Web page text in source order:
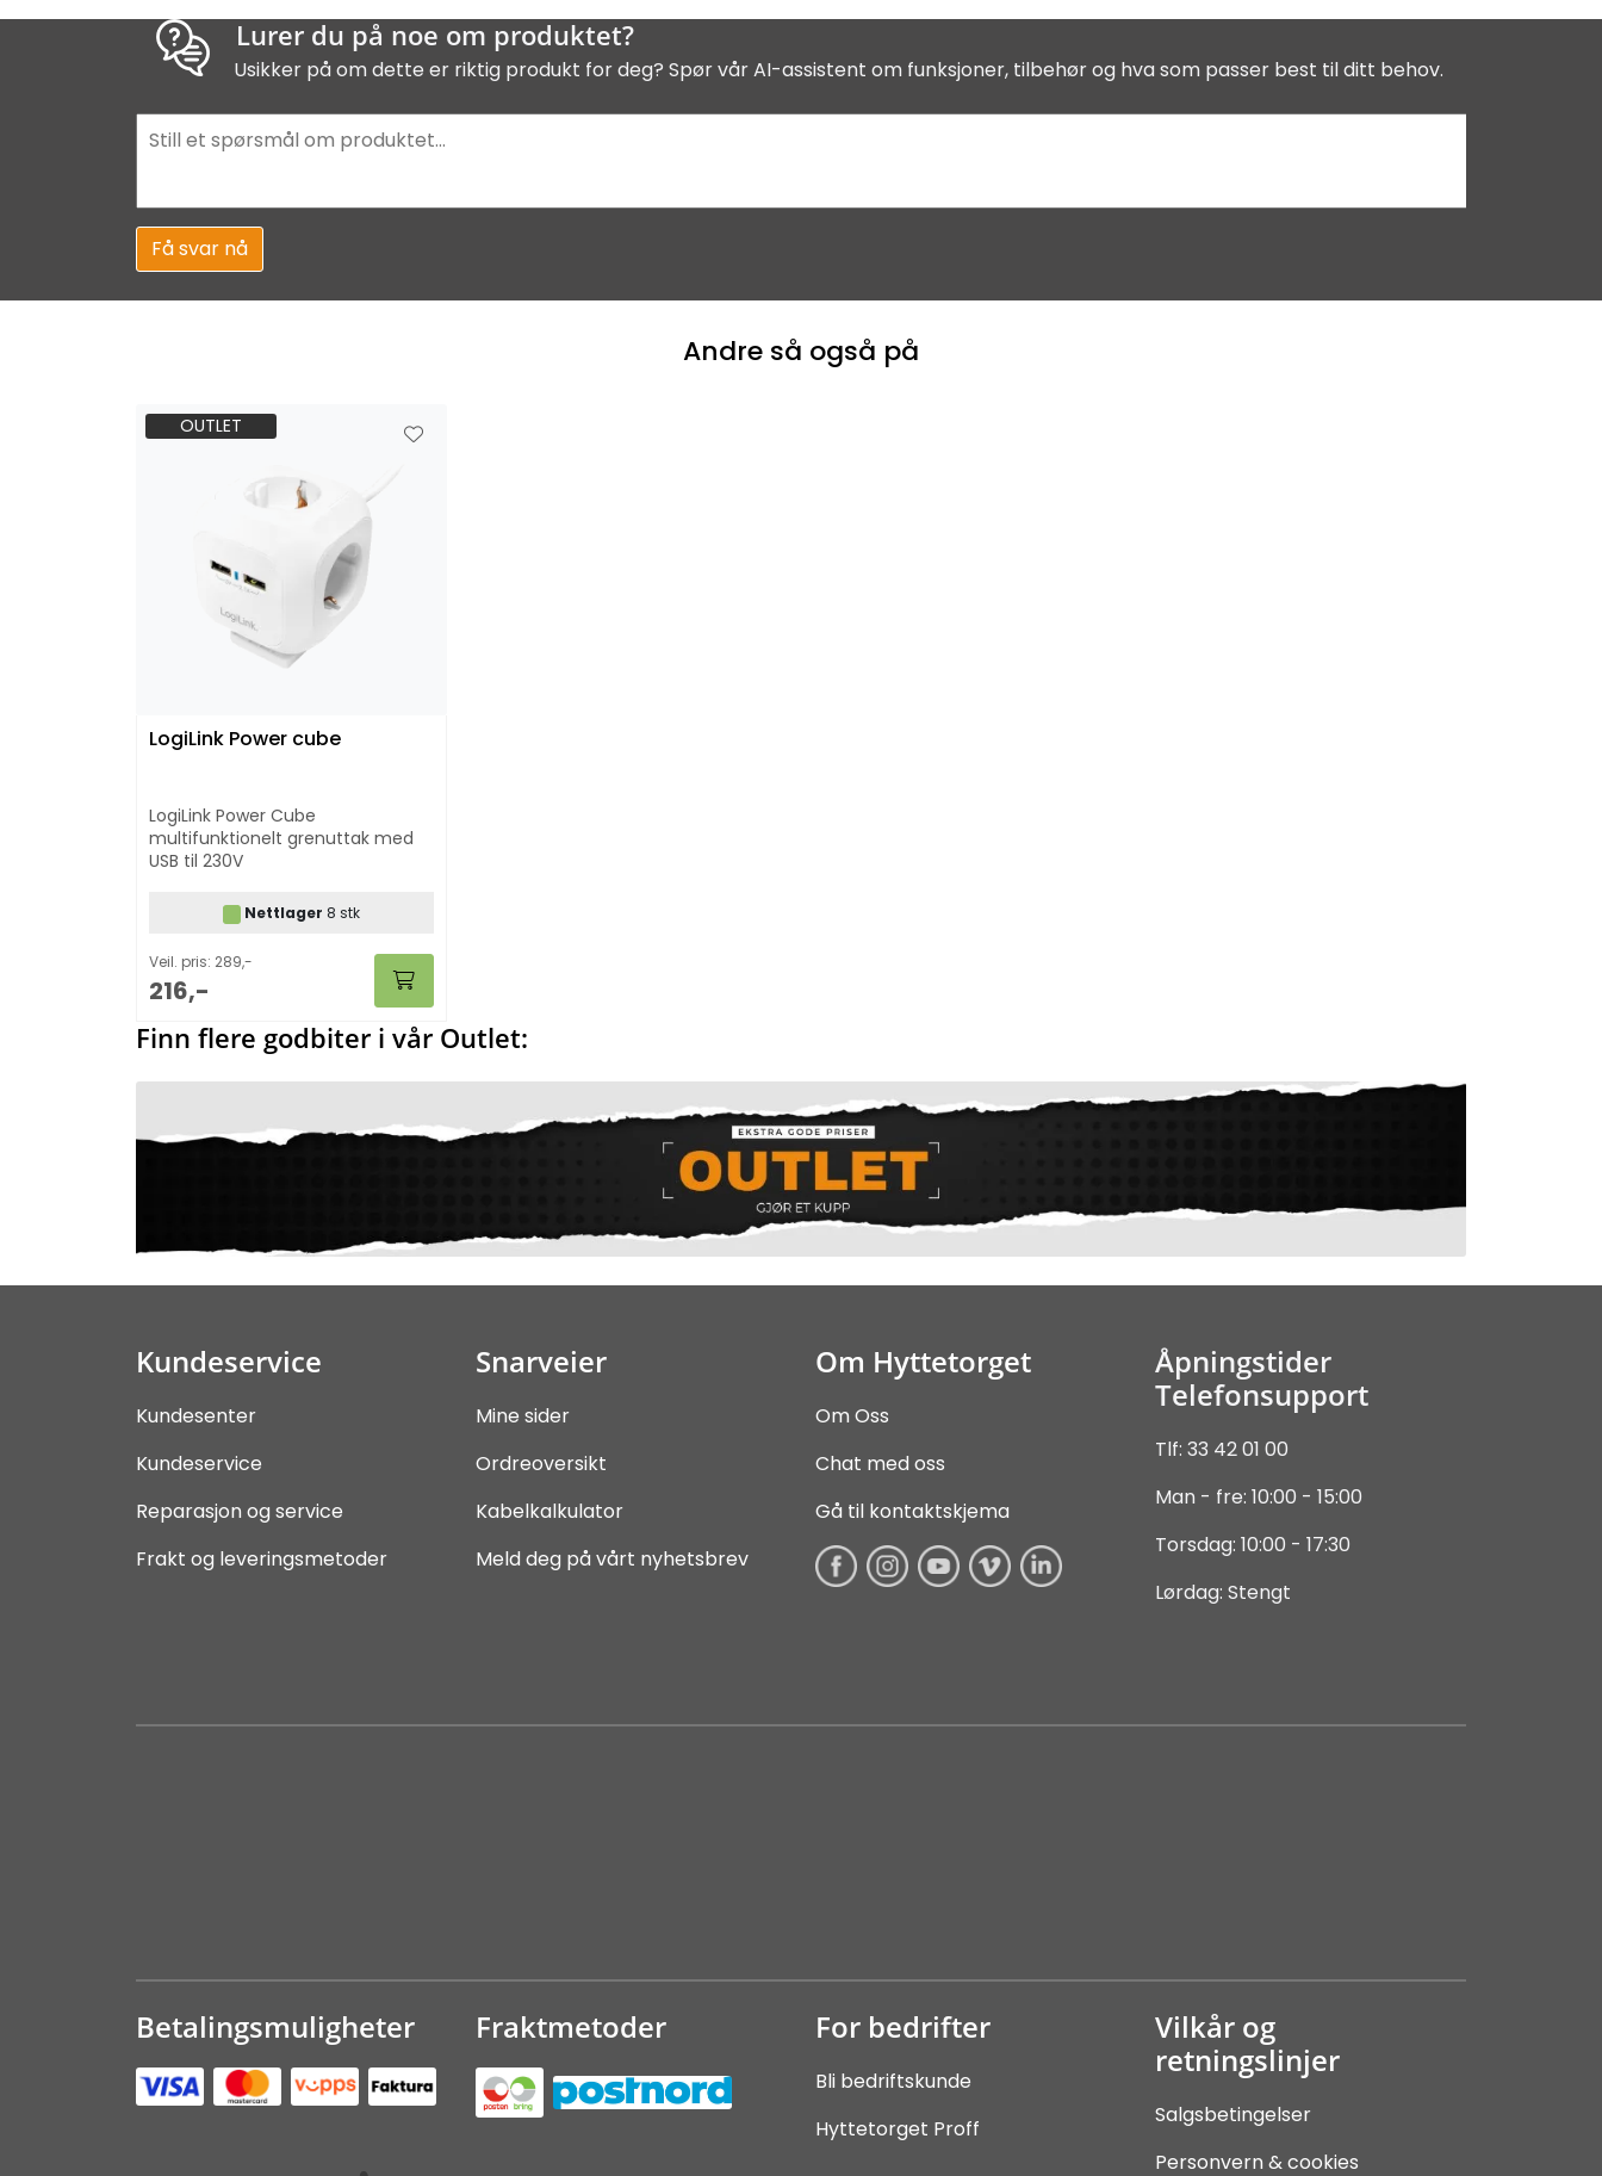
Lurer du på noe om produktet?
Usikker på om dette er riktig produkt for deg? Spør vår AI-assistent om funksjoner, tilbehør og hva som passer best til ditt behov.
Få svar nå
Andre så også på
OUTLET
LogiLink Power cube
LogiLink Power Cube
multifunktionelt grenuttak med
USB til 230V
Nettlager 8 stk
Veil. pris: 289,-
216,-
Finn flere godbiter i vår Outlet:
Kundeservice
Kundesenter
Kundeservice
Reparasjon og service
Frakt og leveringsmetoder
For bedrifter
Bli bedriftskunde
Hyttetorget Proff
Snarveier
Mine sider
Ordreoversikt
Kabelkalkulator
Meld deg på vårt nyhetsbrev
Om Hyttetorget
Om Oss
Chat med oss
Gå til kontaktskjema
Betalingsmuligheter
Åpningstider
Telefonsupport
Tlf: 33 42 01 00
Man - fre: 10:00 - 15:00
Torsdag: 10:00 - 17:30
Lørdag: Stengt
Fraktmetoder
Vilkår og
retningslinjer
Salgsbetingelser
Personvern & cookies